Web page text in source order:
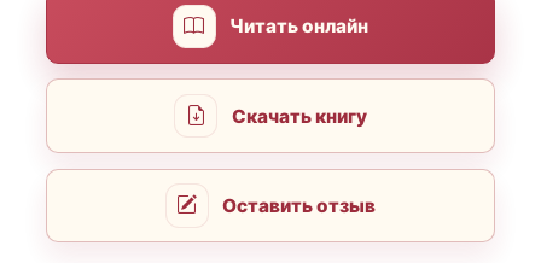
Читать онлайн
Скачать книгу
Оставить отзыв